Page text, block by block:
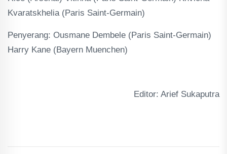
Kvaratskhelia (Paris Saint-Germain)
Penyerang: Ousmane Dembele (Paris Saint-Germain)
Harry Kane (Bayern Muenchen)
Editor: Arief Sukaputra